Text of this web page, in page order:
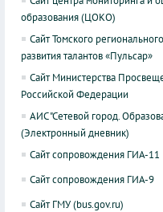
образования (ЦОКО)
Сайт Томского
развития талантов «Пульсар»
Сайт Министерства
Российской Федерации
АИС "Сетевой город.
(Электронный дневник)
Сайт сопровождения ГИА-11
Сайт сопровождения ГИА-9
Сайт ГМУ (bus.gov.ru)